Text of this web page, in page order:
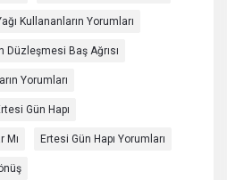
Kullananların Yorumları
Düzleşmesi Baş Ağrısı
Yorumları
Gün Hapı
Mı Ertesi Gün Hapı Yorumları